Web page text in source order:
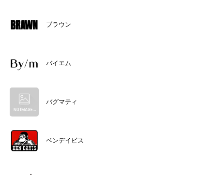
ブラウン
バイエム
バグマティ
ベンデイビス